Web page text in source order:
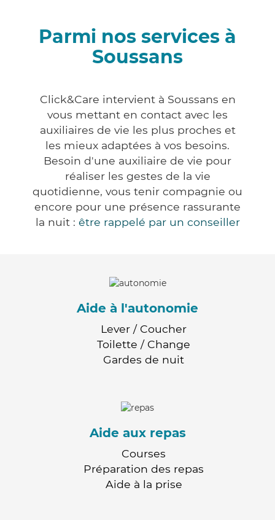
Parmi nos services à
Soussans
Click&Care intervient à Soussans en
vous mettant en contact avec les
auxiliaires de vie les plus proches et
les mieux adaptées à vos besoins.
Besoin d'une auxiliaire de vie pour
réaliser les gestes de la vie
quotidienne, vous tenir compagnie ou
encore pour une présence rassurante
la nuit : être rappelé par un conseiller
Aide à l'autonomie
Lever / Coucher
Toilette / Change
Gardes de nuit
Aide aux repas
Courses
Préparation des repas
Aide à la prise